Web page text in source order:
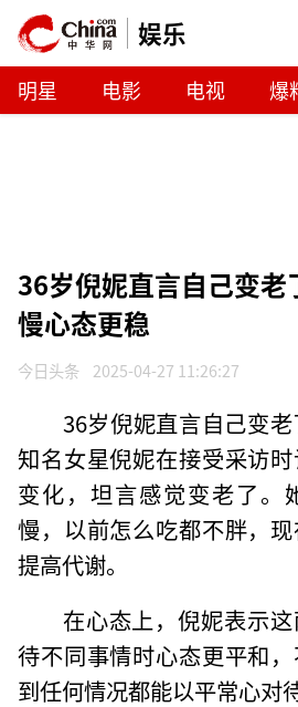
娱乐
明星 电影 电视 爆
36岁倪妮直言自己变老
慢心态更稳
今日头条 2025-04-27 11:26:27
36岁倪妮直言自己变
知名女星倪妮在接受采访
变化，坦言感觉变老了。
慢，以前怎么吃都不胖，
提高代谢。
在心态上，倪妮表示
待不同事情时心态更平和
到任何情况都能以平常心对待